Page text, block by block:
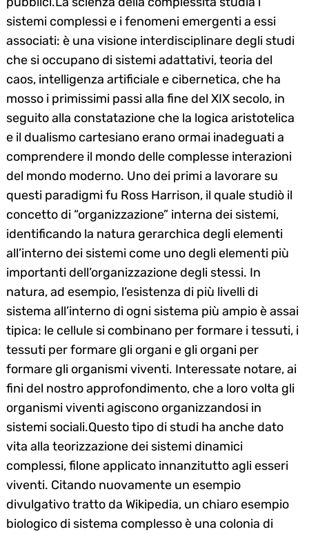
sistemi complessi e i fenomeni emergenti a essi
associati: è una visione interdisciplinare degli studi
che si occupano di sistemi adattativi, teoria del
caos, intelligenza artificiale e cibernetica, che ha
mosso i primissimi passi alla fine del XIX secolo, in
seguito alla constatazione che la logica aristotelica
e il dualismo cartesiano erano ormai inadeguati a
comprendere il mondo delle complesse interazioni
del mondo moderno. Uno dei primi a lavorare su
questi paradigmi fu Ross Harrison, il quale studiò il
concetto di “organizzazione” interna dei sistemi,
identificando la natura gerarchica degli elementi
all’interno dei sistemi come uno degli elementi più
importanti dell’organizzazione degli stessi. In
natura, ad esempio, l’esistenza di più livelli di
sistema all’interno di ogni sistema più ampio è assai
tipica: le cellule si combinano per formare i tessuti, i
tessuti per formare gli organi e gli organi per
formare gli organismi viventi. Interessate notare, ai
fini del nostro approfondimento, che a loro volta gli
organismi viventi agiscono organizzandosi in
sistemi sociali.Questo tipo di studi ha anche dato
vita alla teorizzazione dei sistemi dinamici
complessi, filone applicato innanzitutto agli esseri
viventi. Citando nuovamente un esempio
divulgativo tratto da Wikipedia, un chiaro esempio
biologico di sistema complesso è una colonia di